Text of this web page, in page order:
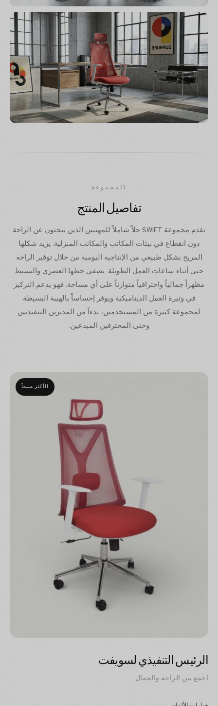
المجموعة
تفاصيل المنتج
تقدم مجموعة SWIFT حلاً شاملاً للمهنيين الذين يبحثون عن الراحة
دون انقطاع في بيئات المكاتب والمكاتب المنزلية. يزيد شكلها
المريح بشكل طبيعي من الإنتاجية اليومية من خلال توفير الراحة
حتى أثناء ساعات العمل الطويلة. يضفي خطها العصري والبسيط
مظهراً جمالياً واحترافياً متوازناً على أي مساحة. فهو يدعم التركيز
في وتيرة العمل الديناميكية ويوفر إحساساً بالهيبة البسيطة
لمجموعة كبيرة من المستخدمين، بدءاً من المديرين التنفيذيين
وحتى المحترفين المبدعين.
الأكثر مبيعاً
الرئيس التنفيذي لسويفت
اجمع بين الراحة والجمال